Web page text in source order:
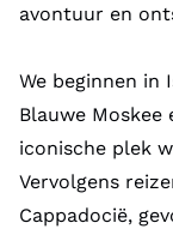
avontuur en
We beginnen in
Blauwe
iconische plek
Vervolgens
Cappadocië,